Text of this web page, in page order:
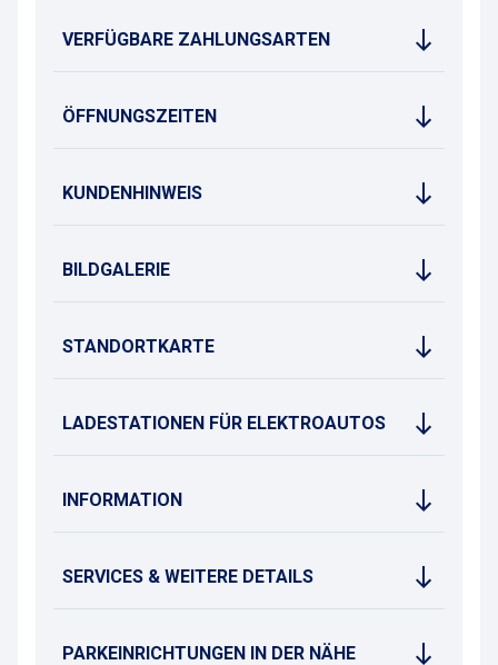
VERFÜGBARE ZAHLUNGSARTEN
ÖFFNUNGSZEITEN
KUNDENHINWEIS
BILDGALERIE
STANDORTKARTE
LADESTATIONEN FÜR ELEKTROAUTOS
INFORMATION
SERVICES & WEITERE DETAILS
PARKEINRICHTUNGEN IN DER NÄHE